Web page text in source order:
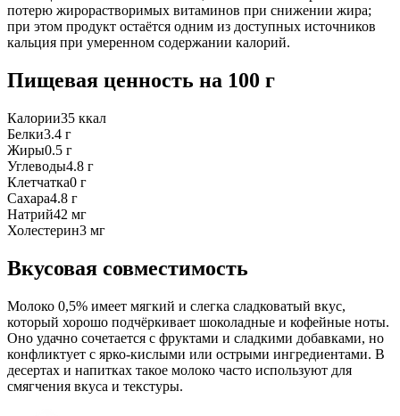
потерю жирорастворимых витаминов при снижении жира;
при этом продукт остаётся одним из доступных источников
кальция при умеренном содержании калорий.
Пищевая ценность на 100 г
Калории35 ккал
Белки3.4 г
Жиры0.5 г
Углеводы4.8 г
Клетчатка0 г
Сахара4.8 г
Натрий42 мг
Холестерин3 мг
Вкусовая совместимость
Молоко 0,5% имеет мягкий и слегка сладковатый вкус,
который хорошо подчёркивает шоколадные и кофейные ноты.
Оно удачно сочетается с фруктами и сладкими добавками, но
конфликтует с ярко-кислыми или острыми ингредиентами. В
десертах и напитках такое молоко часто используют для
смягчения вкуса и текстуры.